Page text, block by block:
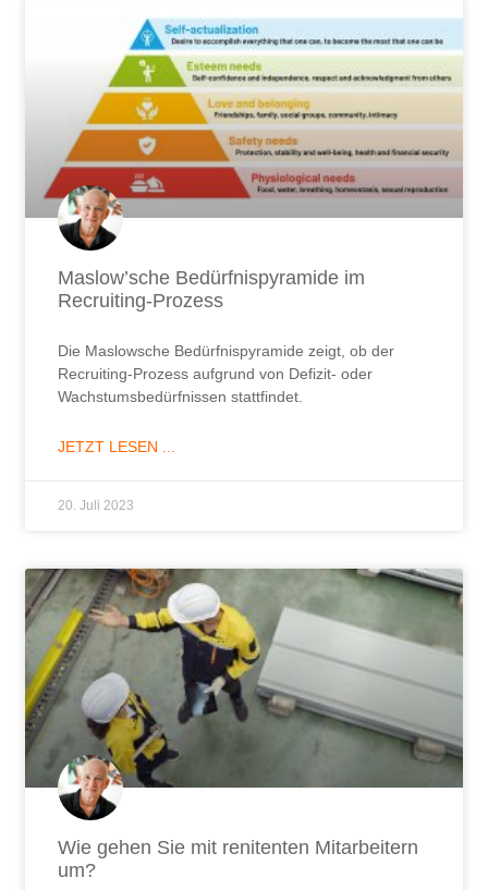
Maslow’sche Bedürfnispyramide im
Recruiting-Prozess
Die Maslowsche Bedürfnispyramide zeigt, ob der
Recruiting-Prozess aufgrund von Defizit- oder
Wachstumsbedürfnissen stattfindet.
JETZT LESEN ...
20. Juli 2023
Wie gehen Sie mit renitenten Mitarbeitern
um?